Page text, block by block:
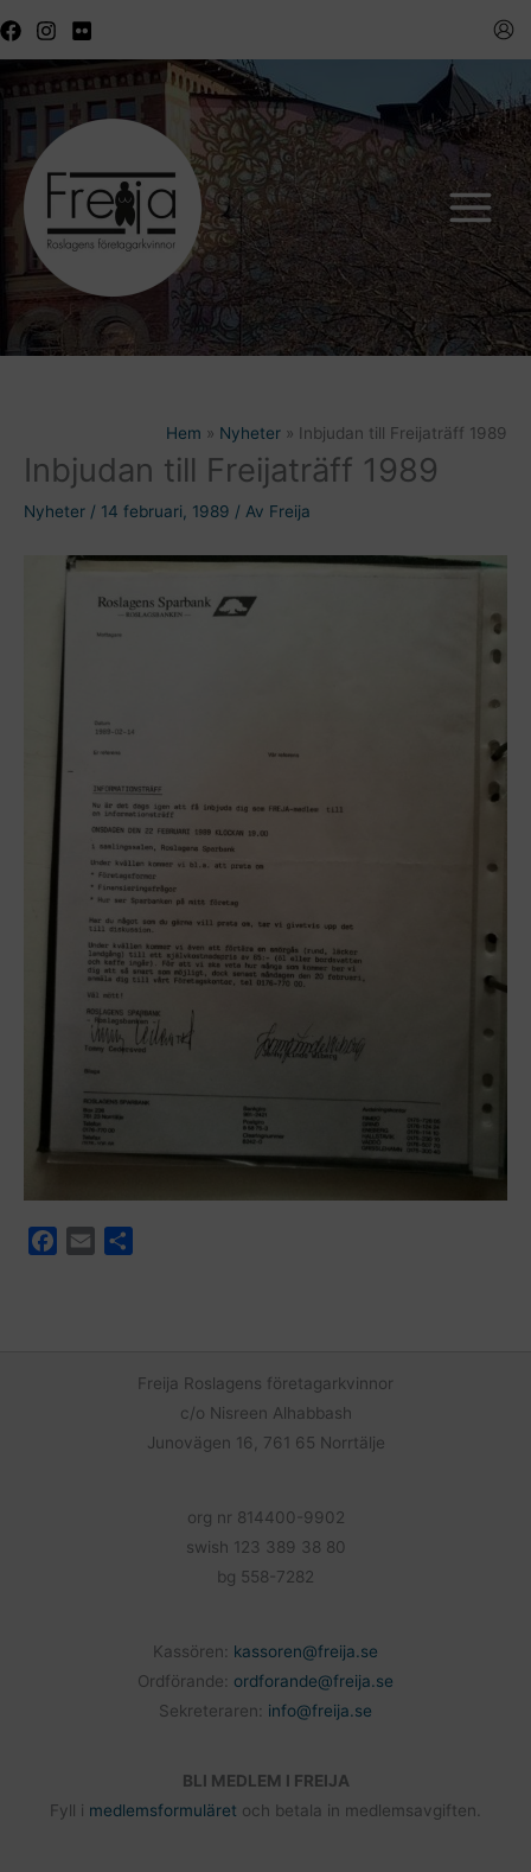
till
Hem Nyheter Inbjudan till Freijaträff 1989
Inbjudan till Freijaträff 1989
Nyheter / 14 februari, 1989 / Av Freija
Freija Roslagens företagarkvinnor
c/o Nisreen Alhabbash
Junovägen 16, 761 65 Norrtälje
org nr 814400-9902
swish 123 389 38 80
bg 558-7282
Kassören: kassoren@freija.se
Ordförande: ordforande@freija.se
Sekreteraren: info@freija.se
BLI MEDLEM I FREIJA
Fyll i medlemsformuläret och betala in medlemsavgiften.